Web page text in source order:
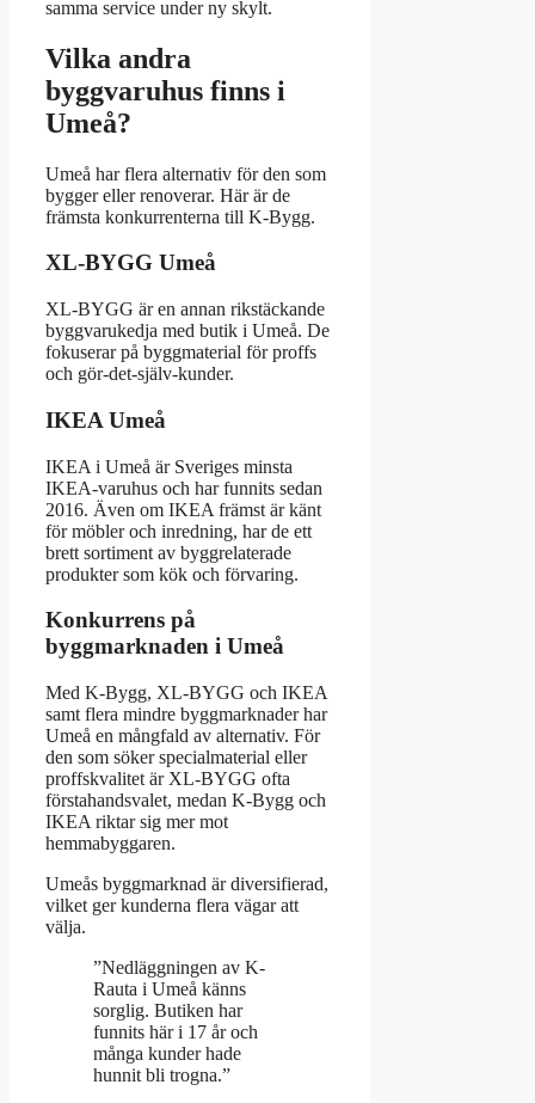
samma service under ny skylt.
Vilka andra
byggvaruhus finns i
Umeå?
Umeå har flera alternativ för den som
bygger eller renoverar. Här är de
främsta konkurrenterna till K-Bygg.
XL-BYGG Umeå
XL-BYGG är en annan rikstäckande
byggvarukedja med butik i Umeå. De
fokuserar på byggmaterial för proffs
och gör-det-själv-kunder.
IKEA Umeå
IKEA i Umeå är Sveriges minsta
IKEA-varuhus och har funnits sedan
2016. Även om IKEA främst är känt
för möbler och inredning, har de ett
brett sortiment av byggrelaterade
produkter som kök och förvaring.
Konkurrens på
byggmarknaden i Umeå
Med K-Bygg, XL-BYGG och IKEA
samt flera mindre byggmarknader har
Umeå en mångfald av alternativ. För
den som söker specialmaterial eller
proffskvalitet är XL-BYGG ofta
förstahandsvalet, medan K-Bygg och
IKEA riktar sig mer mot
hemmabyggaren.
Umeås byggmarknad är diversifierad,
vilket ger kunderna flera vägar att
välja.
”Nedläggningen av K-
Rauta i Umeå känns
sorglig. Butiken har
funnits här i 17 år och
många kunder hade
hunnit bli trogna.”